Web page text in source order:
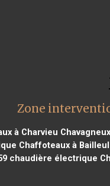
Zone
à Charvieu
Chaffoteaux à Bailleul
chaudière électrique